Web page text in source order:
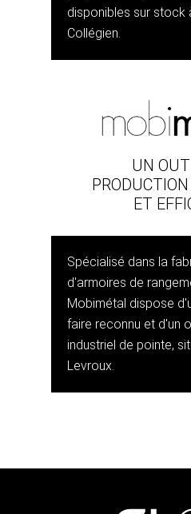
disponibles sur stock
Collégien.
UN
ET
Spécialisé dans la
d'armoires de
Mobimétal dispose
faire reconnu et d'un
industriel de pointe,
Levroux.